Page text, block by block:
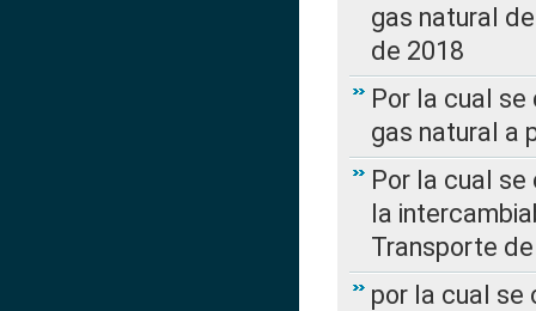
gas natural
de 2018
Por la cual
gas natural a
Por la cual
la
Transporte
por la cual se